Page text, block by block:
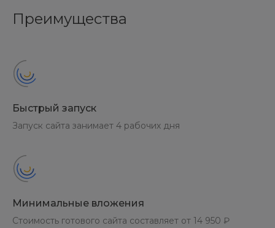
Преимущества
Быстрый запуск
Запуск сайта занимает 4 рабочих дня
Минимальные вложения
Стоимость готового сайта составляет от 14 950 ₽